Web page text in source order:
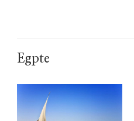
Egpte